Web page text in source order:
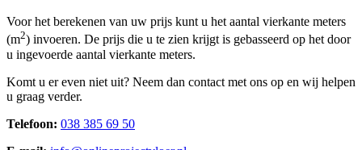
Voor het berekenen van uw prijs kunt u het aantal vierkante meters
(m2) invoeren. De prijs die u te zien krijgt is gebasseerd op het door
u ingevoerde aantal vierkante meters.
Komt u er even niet uit? Neem dan contact met ons op en wij helpen
u graag verder.
Telefoon: 038 385 69 50